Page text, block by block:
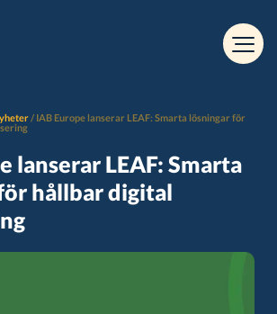
/ IAB Europe lanserar LEAF: Smarta lösningar för
lanserar LEAF: Smarta
hållbar digital